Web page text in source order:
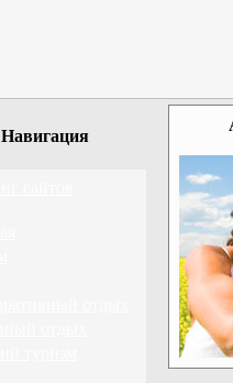
Навигация